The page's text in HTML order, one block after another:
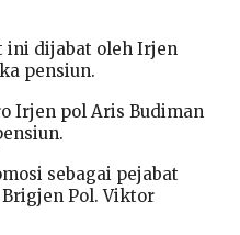
ini dijabat oleh Irjen
pensiun.
Irjen pol Aris Budiman
sebagai pejabat
Pol. Viktor